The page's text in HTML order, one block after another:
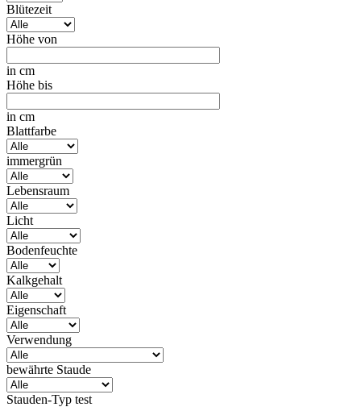
Blütezeit
Höhe von
in cm
Höhe bis
in cm
Blattfarbe
immergrün
Lebensraum
Licht
Bodenfeuchte
Kalkgehalt
Eigenschaft
Verwendung
bewährte Staude
Stauden-Typ test